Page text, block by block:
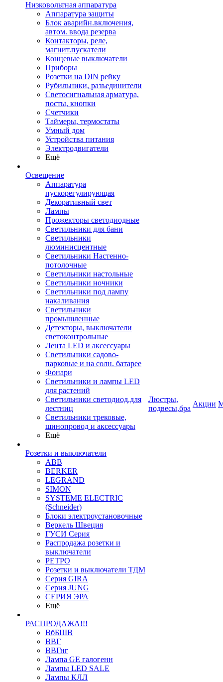
Низковольтная аппаратура
Аппаратура защиты
Блок аварийн.включения,
автом. ввода резерва
Контакторы, реле,
магнит.пускатели
Концевые выключатели
Приборы
Розетки на DIN рейку
Рубильники, разъединители
Светосигнальная арматура,
посты, кнопки
Счетчики
Таймеры, термостаты
Умный дом
Устройства питания
Электродвигатели
Ещё
Освещение
Аппаратура
пускорегулирующая
Декоративный свет
Лампы
Прожекторы светодиодные
Светильники для бани
Светильники
люминисцентные
Светильники Настенно-
потолочные
Светильники настольные
Светильники ночники
Светильники под лампу
накаливания
Светильники
промышленные
Детекторы, выключатели
светоконтрольные
Лента LED и аксессуары
Светильники садово-
парковые и на солн. батарее
Фонари
Светильники и лампы LED
для растений
Светильники светодиод.для
лестниц
Светильники трековые,
шинопровод и аксессуары
Ещё
Розетки и выключатели
ABB
BERKER
LEGRAND
SIMON
SYSTEME ELECTRIC
(Schneider)
Блоки электроустановочные
Веркель Швеция
ГУСИ Серия
Распродажа розетки и
выключатели
РЕТРО
Розетки и выключатели ТДМ
Серия GIRA
Серия JUNG
СЕРИЯ ЭРА
Ещё
РАСПРОДАЖА!!!
ВбБШВ
ВВГ
ВВГнг
Лампа GE галогенн
Лампы LED SALE
Лампы КЛЛ
Люстры,
подвесы,бра
Акции